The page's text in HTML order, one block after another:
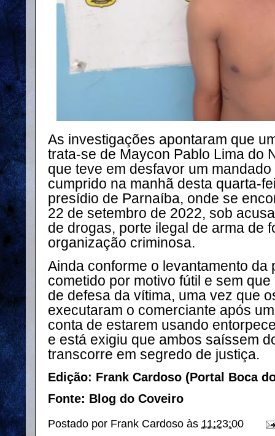
As investigações apontaram que
trata-se de Maycon Pablo Lima do
que teve em desfavor um
cumprido na manhã desta quarta-
presídio de Parnaíba, onde se
22 de setembro de 2022, sob
de drogas, porte ilegal de arma de
organização criminosa.
Ainda conforme o levantamento da
cometido por motivo fútil e sem
de defesa da vítima, uma vez que
executaram o comerciante após
conta de estarem usando
e está exigiu que ambos saíssem
transcorre em segredo de justiça.
Edição: Frank Cardoso (Portal Boca
Fonte: Blog do Coveiro
Postado por Frank Cardoso às 11:23:00